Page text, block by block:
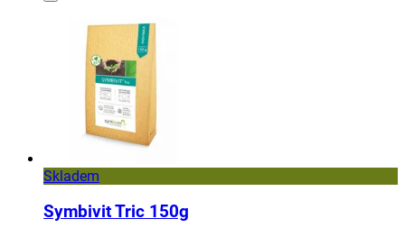
Skladem
Symbivit Tric 150g